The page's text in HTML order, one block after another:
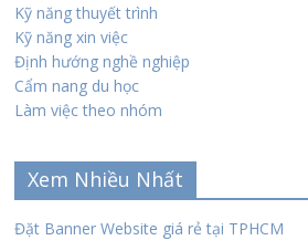
Kỹ năng thuyết trình
Kỹ năng xin việc
Định hướng nghề nghiệp
Cẩm nang du học
Làm việc theo nhóm
Xem Nhiều Nhất
Đặt Banner Website giá rẻ tại TPHCM